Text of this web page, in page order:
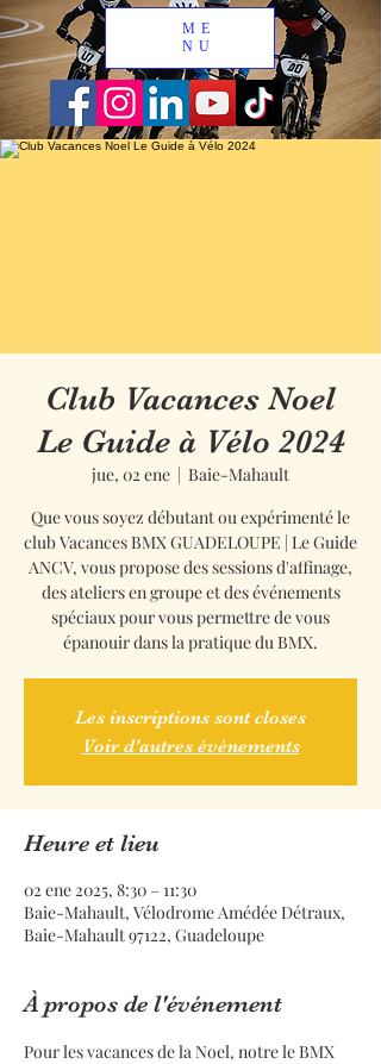
ME
NU
Club Vacances Noel
Le Guide à Vélo 2024
jue, 02 ene
  |
Baie-Mahault
Que vous soyez débutant ou expérimenté le
club Vacances BMX GUADELOUPE | Le Guide
ANCV, vous propose des sessions d'affinage,
des ateliers en groupe et des événements
spéciaux pour vous permettre de vous
épanouir dans la pratique du BMX.
Les inscriptions sont closes
Voir d'autres événements
Heure et lieu
02 ene 2025, 8:30 – 11:30
Baie-Mahault, Vélodrome Amédée Détraux,
Baie-Mahault 97122, Guadeloupe
À propos de l'événement
Pour les vacances de la Noel, notre le BMX